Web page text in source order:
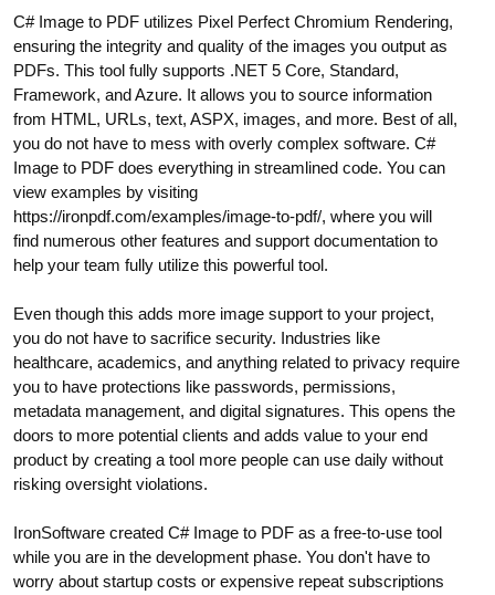
C# Image to PDF utilizes Pixel Perfect Chromium Rendering,
ensuring the integrity and quality of the images you output as
PDFs. This tool fully supports .NET 5 Core, Standard,
Framework, and Azure. It allows you to source information
from HTML, URLs, text, ASPX, images, and more. Best of all,
you do not have to mess with overly complex software. C#
Image to PDF does everything in streamlined code. You can
view examples by visiting
https://ironpdf.com/examples/image-to-pdf/, where you will
find numerous other features and support documentation to
help your team fully utilize this powerful tool.
Even though this adds more image support to your project,
you do not have to sacrifice security. Industries like
healthcare, academics, and anything related to privacy require
you to have protections like passwords, permissions,
metadata management, and digital signatures. This opens the
doors to more potential clients and adds value to your end
product by creating a tool more people can use daily without
risking oversight violations.
IronSoftware created C# Image to PDF as a free-to-use tool
while you are in the development phase. You don't have to
worry about startup costs or expensive repeat subscriptions